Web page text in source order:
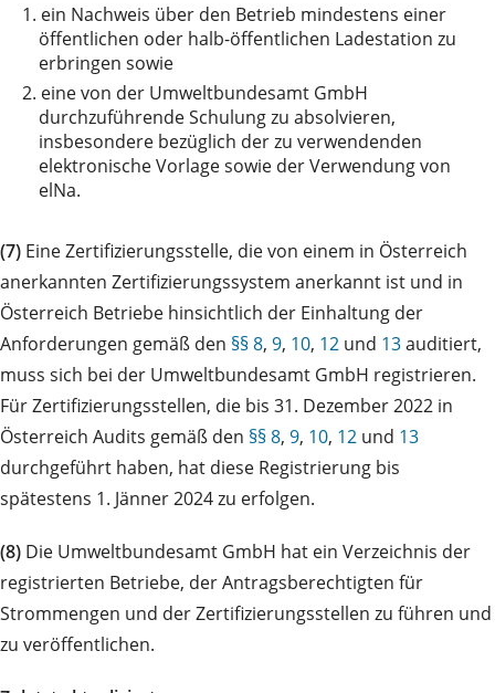
1. ein Nachweis über den Betrieb mindestens einer
öffentlichen oder halb-öffentlichen Ladestation zu
erbringen sowie
2. eine von der Umweltbundesamt GmbH
durchzuführende Schulung zu absolvieren,
insbesondere bezüglich der zu verwendenden
elektronische Vorlage sowie der Verwendung von
elNa.
(7) Eine Zertifizierungsstelle, die von einem in Österreich
anerkannten Zertifizierungssystem anerkannt ist und in
Österreich Betriebe hinsichtlich der Einhaltung der
Anforderungen gemäß den §§ 8, 9, 10, 12 und 13auditiert,
muss sich bei der Umweltbundesamt GmbH registrieren.
Für Zertifizierungsstellen, die bis 31. Dezember 2022 in
Österreich Audits gemäß den §§ 8, 9, 10, 12 und 13
durchgeführt haben, hat diese Registrierung bis
spätestens 1. Jänner 2024 zu erfolgen.
(8) Die Umweltbundesamt GmbH hat ein Verzeichnis der
registrierten Betriebe, der Antragsberechtigten für
Strommengen und der Zertifizierungsstellen zu führen und
zu veröffentlichen.